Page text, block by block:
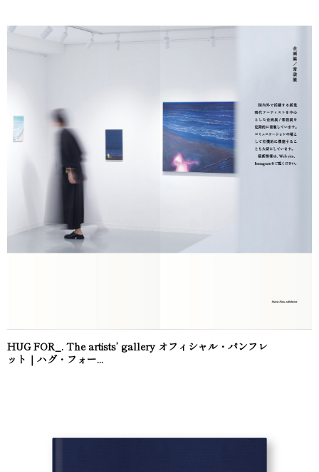
HUG FOR_. The artists’ gallery オフィシャル・パンフレ
ット｜ハグ・フォー...